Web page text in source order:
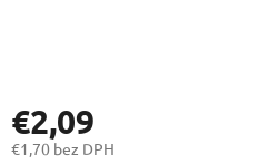
€2,09
€1,70 bez DPH